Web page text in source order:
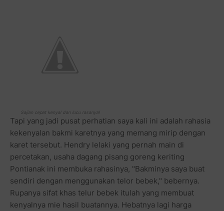
Sajian cepat kenyal dan lucu rasanya!
Tapi yang jadi pusat perhatian saya kali ini adalah rahasia
kekenyalan bakmi karetnya yang memang mirip dengan
karet tersebut. Hendry lelaki yang pernah main di
percetakan, usaha dagang pisang goreng keriting
Pontianak ini membuka rahasinya, "Bakminya saya buat
sendiri dengan menggunakan telor bebek," bebernya.
Rupanya sifat khas telur bebek itulah yang membuat
kenyalnya mie hasil buatannya. Hebatnya lagi harga